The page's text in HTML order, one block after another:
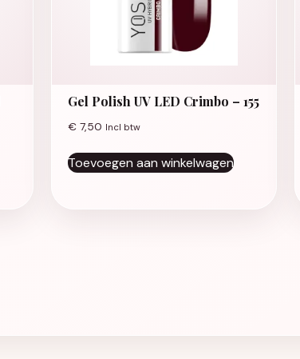
Gel Polish UV LED Crimbo – 155
€ 7,50 Incl btw
Toevoegen aan winkelwagen